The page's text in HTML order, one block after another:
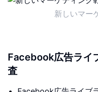
新しいマー
Facebook広告ライ
査